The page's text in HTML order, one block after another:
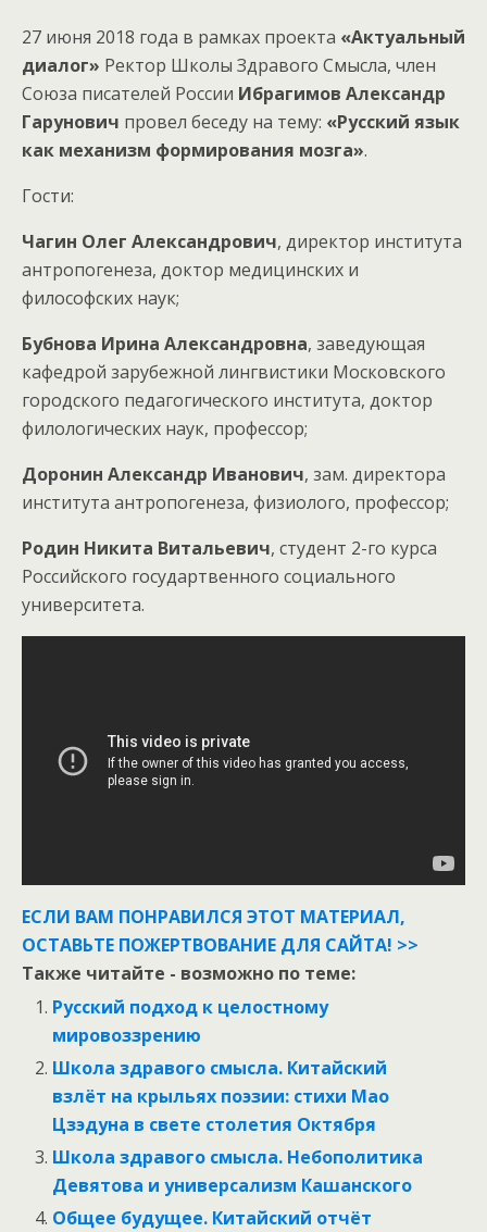
27 июня 2018 года в рамках проекта «Актуальный
диалог» Ректор Школы Здравого Смысла, член
Союза писателей России Ибрагимов Александр
Гарунович провел беседу на тему: «Русский язык
как механизм формирования мозга».
Гости:
Чагин Олег Александрович, директор института
антропогенеза, доктор медицинских и
философских наук;
Бубнова Ирина Александровна, заведующая
кафедрой зарубежной лингвистики Московского
городского педагогического института, доктор
филологических наук, профессор;
Доронин Александр Иванович, зам. директора
института антропогенеза, физиолого, профессор;
Родин Никита Витальевич, студент 2-го курса
Российского государтвенного социального
университета.
ЕСЛИ ВАМ ПОНРАВИЛСЯ ЭТОТ МАТЕРИАЛ,
ОСТАВЬТЕ ПОЖЕРТВОВАНИЕ ДЛЯ САЙТА! >>
Также читайте - возможно по теме:
Русский подход к целостному
мировоззрению
Школа здравого смысла. Китайский
взлёт на крыльях поэзии: стихи Мао
Цзэдуна в свете столетия Октября
Школа здравого смысла. Небополитика
Девятова и универсализм Кашанского
Общее будущее. Китайский отчёт